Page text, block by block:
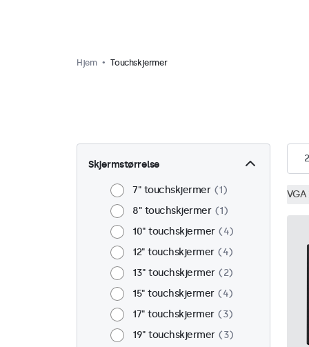
Hjem Touchskjermer
Skjermstørrelse
7" touchskjermer
1
8" touchskjermer
1
10" touchskjermer
4
12" touchskjermer
4
13" touchskjermer
2
15" touchskjermer
4
17" touchskjermer
3
19" touchskjermer
3
VGA